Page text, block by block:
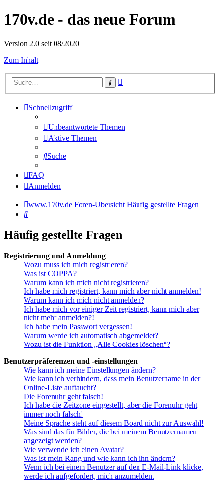
170v.de - das neue Forum
Version 2.0 seit 08/2020
Zum Inhalt
Suche
Schnellzugriff
Unbeantwortete Themen
Aktive Themen
Suche
FAQ
Anmelden
www.170v.de Foren-Übersicht Häufig gestellte Fragen
Suche
Häufig gestellte Fragen
Registrierung und Anmeldung
Wozu muss ich mich registrieren?
Was ist COPPA?
Warum kann ich mich nicht registrieren?
Ich habe mich registriert, kann mich aber nicht anmelden!
Warum kann ich mich nicht anmelden?
Ich habe mich vor einiger Zeit registriert, kann mich aber
nicht mehr anmelden?!
Ich habe mein Passwort vergessen!
Warum werde ich automatisch abgemeldet?
Wozu ist die Funktion „Alle Cookies löschen“?
Benutzerpräferenzen und -einstellungen
Wie kann ich meine Einstellungen ändern?
Wie kann ich verhindern, dass mein Benutzername in der
Online-Liste auftaucht?
Die Forenuhr geht falsch!
Ich habe die Zeitzone eingestellt, aber die Forenuhr geht
immer noch falsch!
Meine Sprache steht auf diesem Board nicht zur Auswahl!
Was sind das für Bilder, die bei meinem Benutzernamen
angezeigt werden?
Wie verwende ich einen Avatar?
Was ist mein Rang und wie kann ich ihn ändern?
Wenn ich bei einem Benutzer auf den E-Mail-Link klicke,
werde ich aufgefordert, mich anzumelden.